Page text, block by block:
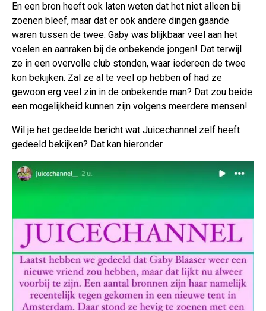
En een bron heeft ook laten weten dat het niet alleen bij
zoenen bleef, maar dat er ook andere dingen gaande
waren tussen de twee. Gaby was blijkbaar veel aan het
voelen en aanraken bij de onbekende jongen! Dat terwijl
ze in een overvolle club stonden, waar iedereen de twee
kon bekijken. Zal ze al te veel op hebben of had ze
gewoon erg veel zin in de onbekende man? Dat zou beide
een mogelijkheid kunnen zijn volgens meerdere mensen!
Wil je het gedeelde bericht wat Juicechannel zelf heeft
gedeeld bekijken? Dat kan hieronder.